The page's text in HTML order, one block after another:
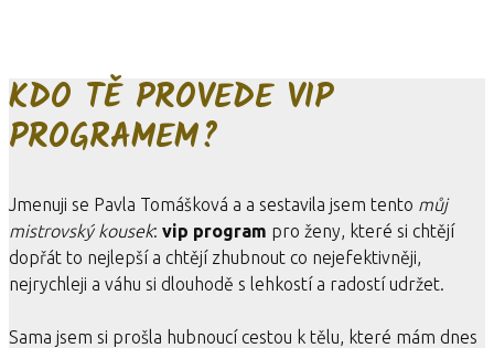
KDO TĚ PROVEDE VIP
PROGRAMEM?
Jmenuji se Pavla Tomášková a a sestavila jsem tento můj
mistrovský kousek: vip program pro ženy, které si chtějí
dopřát to nejlepší a chtějí zhubnout co nejefektivněji,
nejrychleji a váhu si dlouhodě s lehkostí a radostí udržet.
Sama jsem si prošla hubnoucí cestou k tělu, které mám dnes